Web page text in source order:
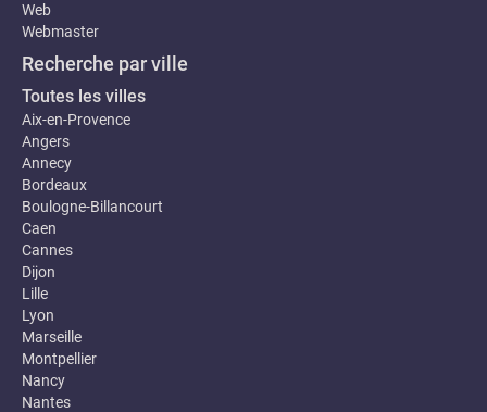
Web
Webmaster
Recherche par ville
Toutes les villes
Aix-en-Provence
Angers
Annecy
Bordeaux
Boulogne-Billancourt
Caen
Cannes
Dijon
Lille
Lyon
Marseille
Montpellier
Nancy
Nantes